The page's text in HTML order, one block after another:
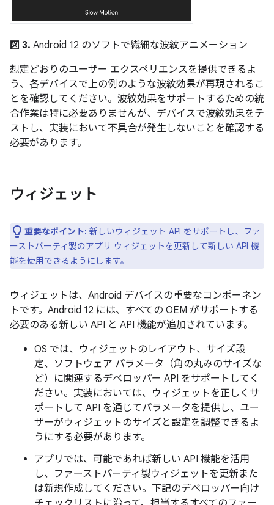
図 3. Android 12 のソフトで繊細な波紋アニメーション
想定どおりのユーザー エクスペリエンスを提供できるよ
う、各デバイスで上の例のような波紋効果が再現されるこ
とを確認してください。波紋効果をサポートするための統
合作業は特に必要ありませんが、デバイスで波紋効果をテ
ストし、実装において不具合が発生しないことを確認する
必要があります。
ウィジェット
重要なポイント: 新しいウィジェット API をサポートし、ファ
ーストパーティ製のアプリ ウィジェットを更新して新しい API 機
能を使用できるようにします。
ウィジェットは、Android デバイスの重要なコンポーネン
トです。Android 12 には、すべての OEM がサポートする
必要のある新しい API と API 機能が追加されています。
OS では、ウィジェットのレイアウト、サイズ設
定、ソフトウェア パラメータ（角の丸みのサイズな
ど）に関連するデベロッパー API をサポートしてく
ださい。実装においては、ウィジェットを正しくサ
ポートして API を通じてパラメータを提供し、ユー
ザーがウィジェットのサイズと設定を調整できるよ
うにする必要があります。
アプリでは、可能であれば新しい API 機能を活用
し、ファーストパーティ製ウィジェットを更新また
は新規作成してください。下記のデベロッパー向け